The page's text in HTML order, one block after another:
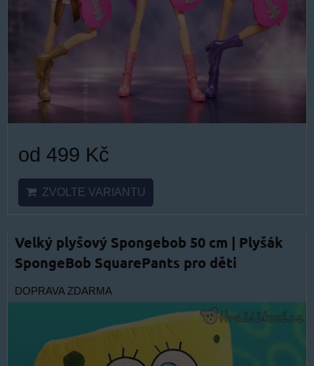
od 499 Kč
ZVOLTE VARIANTU
Velký plyšový Spongebob 50 cm | Plyšák
SpongeBob SquarePants pro děti
DOPRAVA ZDARMA